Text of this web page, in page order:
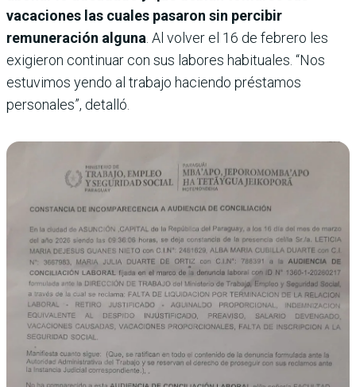
vacaciones las cuales pasaron sin percibir
remuneración alguna . Al volver el 16 de febrero les
exigieron continuar con sus labores habituales. “Nos
estuvimos yendo al trabajo haciendo préstamos
personales”, detalló.